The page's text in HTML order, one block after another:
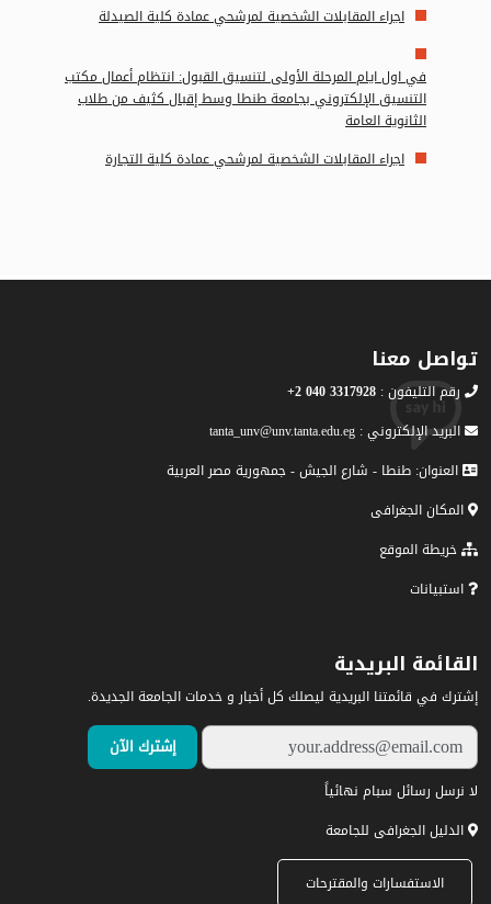
اجراء المقابلات الشخصية لمرشحي عمادة كلية الصيدلة
في اول ايام المرحلة الأولى لتنسيق القبول: انتظام أعمال مكتب
التنسيق الإلكتروني بجامعة طنطا وسط إقبال كثيف من طلاب
الثانوية العامة
اجراء المقابلات الشخصية لمرشحي عمادة كلية التجارة
تواصل معنا
رقم التليفون : 3317928 040 2+
البريد الإلكتروني : tanta_unv@unv.tanta.edu.eg
العنوان: طنطا - شارع الجيش - جمهورية مصر العربية
المكان الجغرافى
خريطة الموقع
استبيانات
القائمة البريدية
إشترك في قائمتنا البريدية ليصلك كل أخبار و خدمات الجامعة الجديدة.
لا نرسل رسائل سبام نهائياً
الدليل الجغرافى للجامعة
الاستفسارات والمقترحات